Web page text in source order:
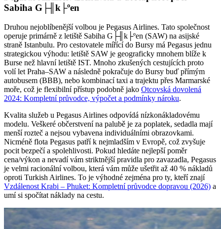
Sabiha G├╢k├ºen
Druhou nejoblíbenější volbou je Pegasus Airlines. Tato společnost
operuje primárně z letiště Sabiha G├╢k├ºen (SAW) na asijské
straně Istanbulu. Pro cestovatele mířící do Bursy má Pegasus jednu
strategickou výhodu: letiště SAW je geograficky mnohem blíže k
Burse než hlavní letiště IST. Mnoho zkušených cestujících proto
volí let Praha–SAW a následně pokračuje do Bursy buď přímým
autobusem (BBB), nebo kombinací taxi a trajektu přes Marmarské
moře, což je flexibilní přístup podobně jako Otcovská dovolená
2024: Kompletní průvodce, výpočet a podmínky nároku.
Kvalita služeb u Pegasus Airlines odpovídá nízkonákladovému
modelu. Veškeré občerstvení na palubě je za poplatek, sedadla mají
menší rozteč a nejsou vybavena individuálními obrazovkami.
Nicméně flota Pegasus patří k nejmladším v Evropě, což zvyšuje
pocit bezpečí a spolehlivosti. Pokud hledáte nejlepší poměr
cena/výkon a nevadí vám striktnější pravidla pro zavazadla, Pegasus
je velmi racionální volbou, která vám může ušetřit až 40 % nákladů
oproti Turkish Airlines. To je výhodné zejména pro ty, kteří znají
Vzdálenost Krabi – Phuket: Kompletní průvodce dopravou (2026) a
umí si spočítat náklady na cestu.